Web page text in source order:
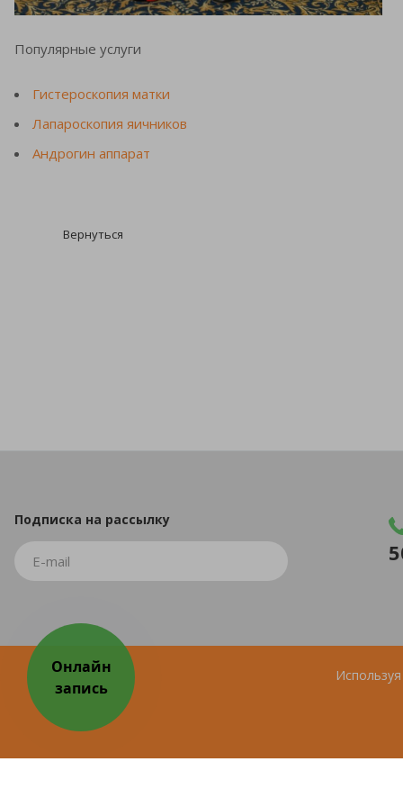
Популярные услуги
Гистероскопия матки
Лапароскопия яичников
Андрогин аппарат
Вернуться
Подписка на рассылку
© 2026 Все права защищены.
ИМЕЮТСЯ